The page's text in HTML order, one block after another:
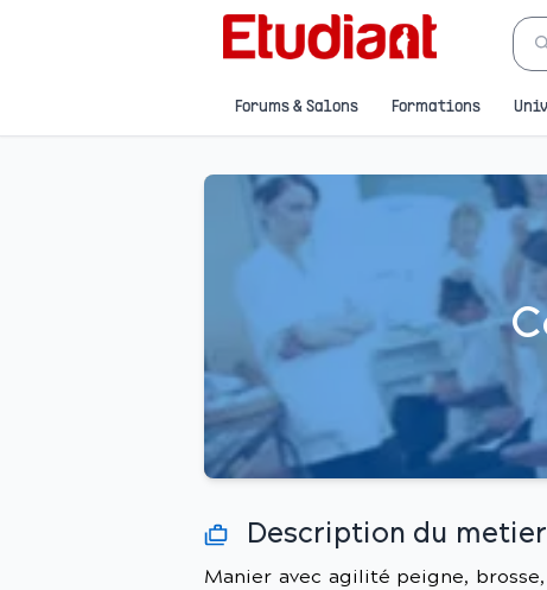
Forums & Salons Formations
Description du metier
Manier avec agilité peigne,